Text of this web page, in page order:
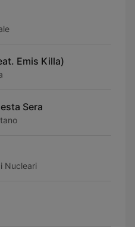
Emis Killa)
Sera
Nucleari